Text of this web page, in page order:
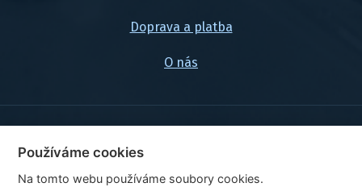
Doprava a platba
O nás
© 2026, FlexaMi Auto s.r.o.
Ceny jsou uvedeny vč. DPH
Používáme cookies
Na tomto webu používáme soubory cookies.